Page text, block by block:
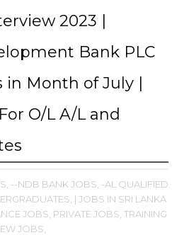
2023 |
Bank PLC
in Month of July |
O/L A/L and
--NDB BANK JOBS, -AL QUALIFIED
| JOBS IN SRI LANKA
JOBS, PRIVATE JOBS, TRAINING
JOBS,